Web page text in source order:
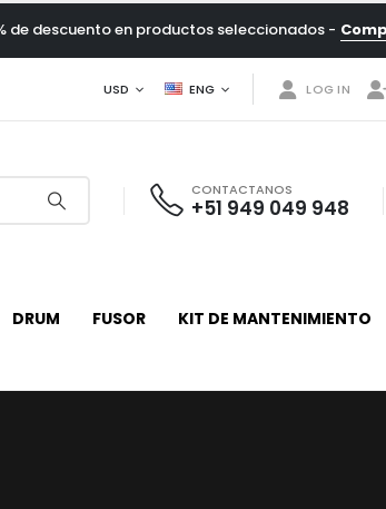
de descuento en productos seleccionados -
USD ENG LOG IN
CONTACTANOS
+51 949 049 948
DRUM FUSOR KIT DE MANTENIMIENTO